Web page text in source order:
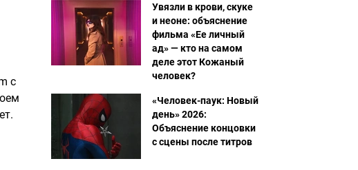
с
Увязли в крови, скуке
и неоне: объяснение
фильма «Ее личный
ад» — кто на самом
деле этот Кожаный
человек?
«Человек-паук: Новый
день» 2026:
Объяснение концовки
с сцены после титров